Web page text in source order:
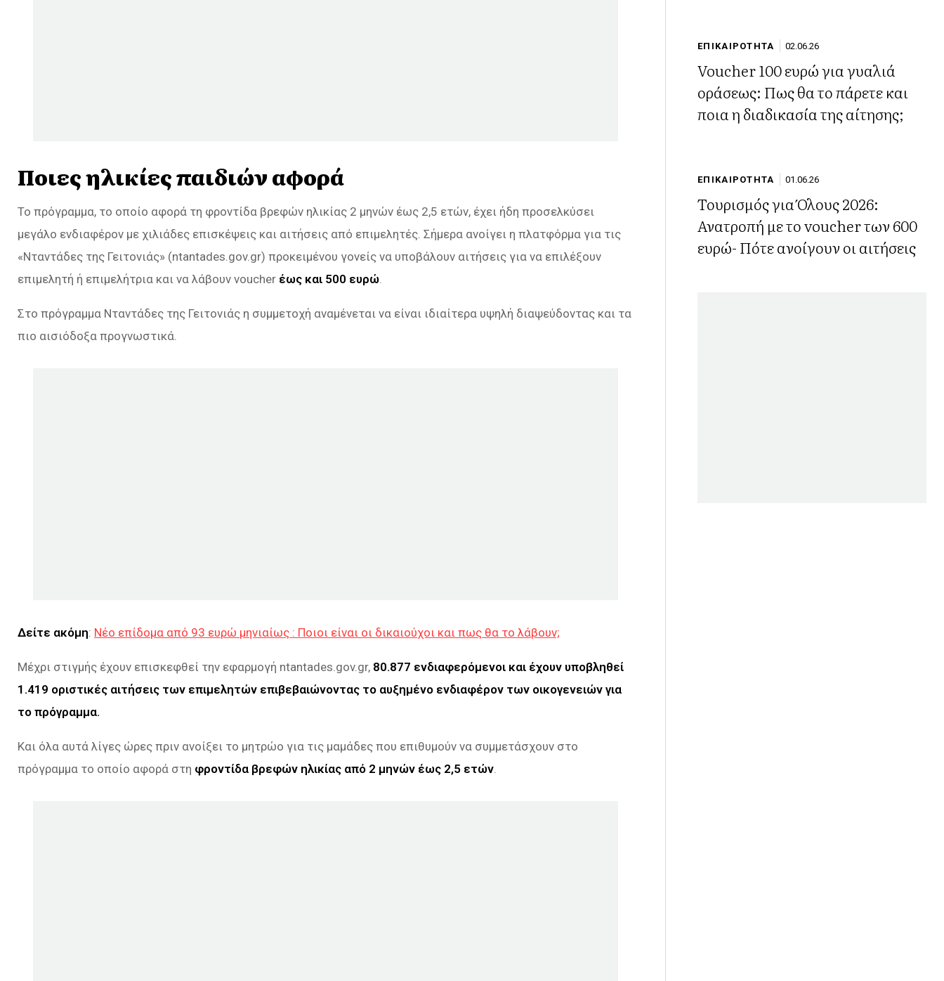
Ποιες ηλικίες παιδιών αφορά
Το πρόγραμμα, το οποίο αφορά τη φροντίδα βρεφών ηλικίας 2 μηνών έως 2,5 ετών, έχει ήδη προσελκύσει
μεγάλο ενδιαφέρον με χιλιάδες επισκέψεις και αιτήσεις από επιμελητές. Σήμερα ανοίγει η πλατφόρμα για τις
«Νταντάδες της Γειτονιάς» (ntantades.gov.gr) προκειμένου γονείς να υποβάλουν αιτήσεις για να επιλέξουν
επιμελητή ή επιμελήτρια και να λάβουν voucher έως και 500 ευρώ
Στο πρόγραμμα Νταντάδες της Γειτονιάς η συμμετοχή αναμένεται να είναι ιδιαίτερα υψηλή διαψεύδοντας και τα
πιο αισιόδοξα προγνωστικά.
Δείτε ακόμη: Νέο επίδομα από 93 ευρώ μηνιαίως : Ποιοι είναι οι δικαιούχοι και πως θα το λάβουν;
Μέχρι στιγμής έχουν επισκεφθεί την εφαρμογή ntantades.gov.gr, 80.877 ενδιαφερόμενοι και έχουν υποβληθεί
1.419 οριστικές αιτήσεις των επιμελητών επιβεβαιώνοντας το αυξημένο ενδιαφέρον των οικογενειών για
το πρόγραμμα.
Και όλα αυτά λίγες ώρες πριν ανοίξει το μητρώο για τις μαμάδες που επιθυμούν να συμμετάσχουν στο
πρόγραμμα το οποίο αφορά στη φροντίδα βρεφών ηλικίας από 2 μηνών έως 2,5 ετών
ΕΠΙΚΑΙΡΟΤΗΤΑ 02.06.26
Voucher 100 ευρώ για γυαλιά
οράσεως: Πως θα το πάρετε και
ποια η διαδικασία της αίτησης;
ΕΠΙΚΑΙΡΟΤΗΤΑ 01.06.26
Τουρισμός για Όλους 2026:
Ανατροπή με το voucher των 600
ευρώ- Πότε ανοίγουν οι αιτήσεις